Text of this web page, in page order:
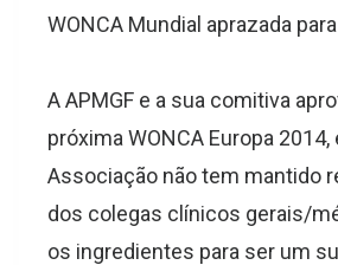
WONCA Mundial aprazada
A APMGF e a sua comitiva
próxima WONCA Europa
Associação não tem mantido
dos colegas clínicos gerais/
os ingredientes para ser um